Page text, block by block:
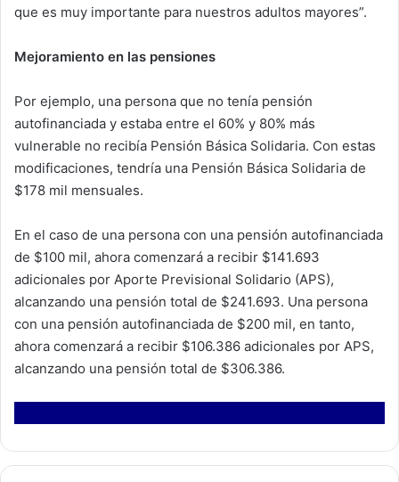
que es muy importante para nuestros adultos mayores”.
Mejoramiento en las pensiones
Por ejemplo, una persona que no tenía pensión
autofinanciada y estaba entre el 60% y 80% más
vulnerable no recibía Pensión Básica Solidaria. Con estas
modificaciones, tendría una Pensión Básica Solidaria de
$178 mil mensuales.
En el caso de una persona con una pensión autofinanciada
de $100 mil, ahora comenzará a recibir $141.693
adicionales por Aporte Previsional Solidario (APS),
alcanzando una pensión total de $241.693. Una persona
con una pensión autofinanciada de $200 mil, en tanto,
ahora comenzará a recibir $106.386 adicionales por APS,
alcanzando una pensión total de $306.386.